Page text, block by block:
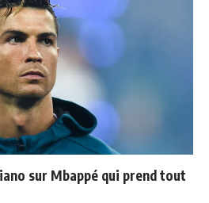
sur Mbappé qui prend tout